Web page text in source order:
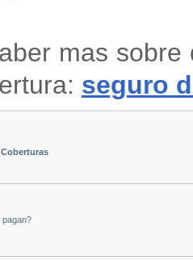
mas
seguro
Coberturas
pagan?